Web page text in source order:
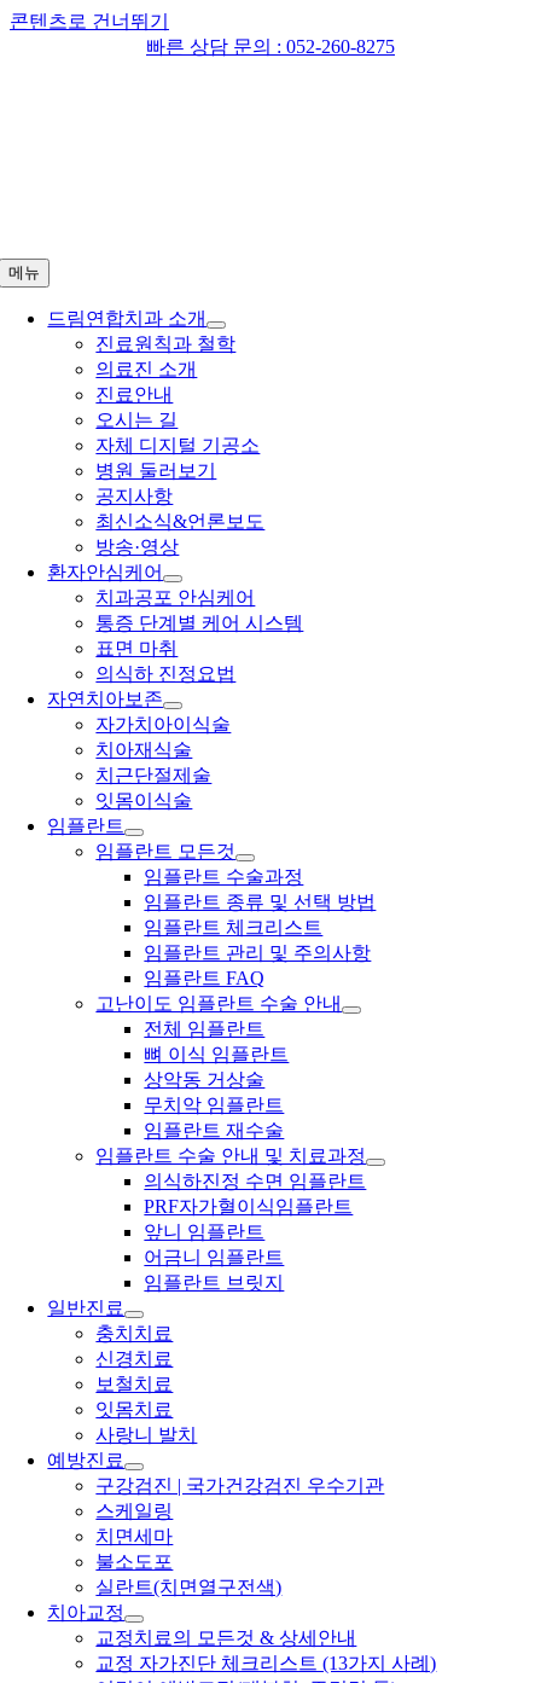
콘텐츠로 건너뛰기
빠른 상담 문의 : 052-260-8275
메뉴
드림연합치과 소개
진료원칙과 철학
의료진 소개
진료안내
오시는 길
자체 디지털 기공소
병원 둘러보기
공지사항
최신소식&언론보도
방송·영상
환자안심케어
치과공포 안심케어
통증 단계별 케어 시스템
표면 마취
의식하 진정요법
자연치아보존
자가치아이식술
치아재식술
치근단절제술
잇몸이식술
임플란트
임플란트 모든것
임플란트 수술과정
임플란트 종류 및 선택 방법
임플란트 체크리스트
임플란트 관리 및 주의사항
임플란트 FAQ
고난이도 임플란트 수술 안내
전체 임플란트
뼈 이식 임플란트
상악동 거상술
무치악 임플란트
임플란트 재수술
임플란트 수술 안내 및 치료과정
의식하진정 수면 임플란트
PRF자가혈이식임플란트
앞니 임플란트
어금니 임플란트
임플란트 브릿지
일반진료
충치치료
신경치료
보철치료
잇몸치료
사랑니 발치
예방진료
구강검진 | 국가건강검진 우수기관
스케일링
치면세마
불소도포
실란트(치면열구전색)
치아교정
교정치료의 모든것 & 상세안내
교정 자가진단 체크리스트 (13가지 사례)